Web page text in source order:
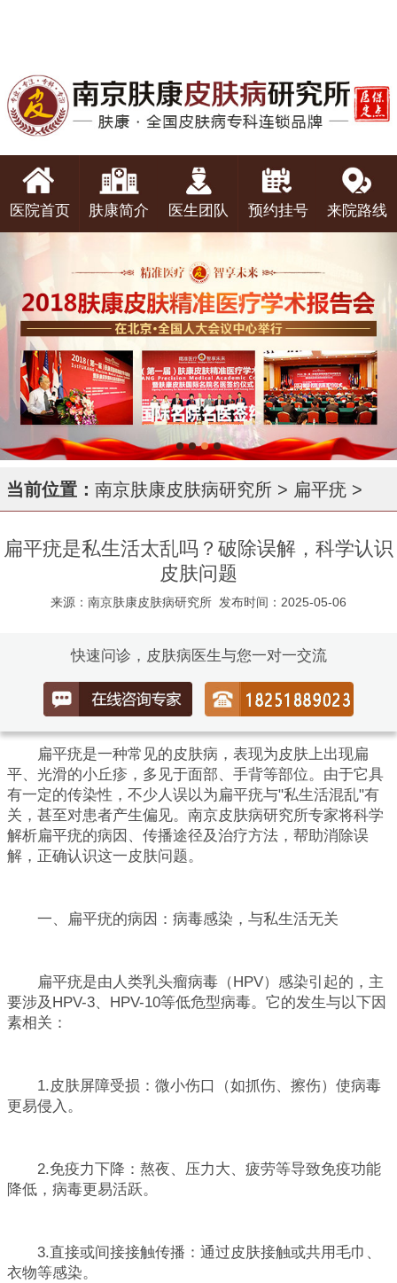
医院首页 肤康简介 医生团队 预约挂号 来院路线
当前位置： 南京肤康皮肤病研究所 > 扁平疣 >
扁平疣是私生活太乱吗？破除误解，科学认识
皮肤问题
来源：南京肤康皮肤病研究所 发布时间：2025-05-06
快速问诊，皮肤病医生与您一对一交流
扁平疣是一种常见的皮肤病，表现为皮肤上出现扁
平、光滑的小丘疹，多见于面部、手背等部位。由于它具
有一定的传染性，不少人误以为扁平疣与"私生活混乱"有
关，甚至对患者产生偏见。南京皮肤病研究所专家将科学
解析扁平疣的病因、传播途径及治疗方法，帮助消除误
解，正确认识这一皮肤问题。
一、扁平疣的病因：病毒感染，与私生活无关
扁平疣是由人类乳头瘤病毒（HPV）感染引起的，主
要涉及HPV-3、HPV-10等低危型病毒。它的发生与以下因
素相关：
1.皮肤屏障受损：微小伤口（如抓伤、擦伤）使病毒
更易侵入。
2.免疫力下降：熬夜、压力大、疲劳等导致免疫功能
降低，病毒更易活跃。
3.直接或间接接触传播：通过皮肤接触或共用毛巾、
衣物等感染。